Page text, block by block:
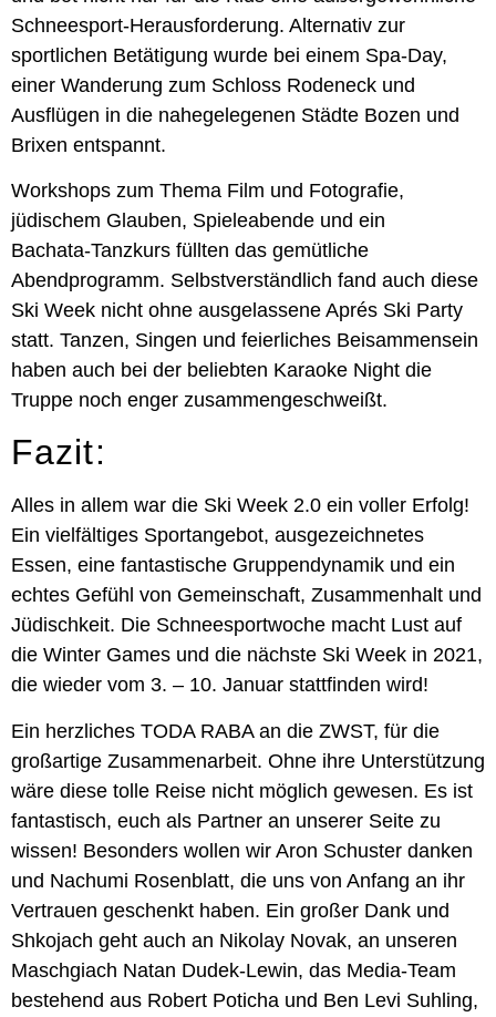
Schneesport-Herausforderung. Alternativ zur
sportlichen Betätigung wurde bei einem Spa‑Day,
einer Wanderung zum Schloss Rodeneck und
Ausflügen in die nahegelegenen Städte Bozen und
Brixen entspannt.
Workshops zum Thema Film und Fotografie,
jüdischem Glauben, Spieleabende und ein
Bachata‑Tanzkurs füllten das gemütliche
Abendprogramm. Selbstverständlich fand auch diese
Ski Week nicht ohne ausgelassene Aprés Ski Party
statt. Tanzen, Singen und feierliches Beisammensein
haben auch bei der beliebten Karaoke Night die
Truppe noch enger zusammengeschweißt.
Fazit:
Alles in allem war die Ski Week 2.0 ein voller Erfolg!
Ein vielfältiges Sportangebot, ausgezeichnetes
Essen, eine fantastische Gruppendynamik und ein
echtes Gefühl von Gemeinschaft, Zusammenhalt und
Jüdischkeit. Die Schneesportwoche macht Lust auf
die Winter Games und die nächste Ski Week in 2021,
die wieder vom 3. – 10. Januar stattfinden wird!
Ein herzliches TODA RABA an die ZWST, für die
großartige Zusammenarbeit. Ohne ihre Unterstützung
wäre diese tolle Reise nicht möglich gewesen. Es ist
fantastisch, euch als Partner an unserer Seite zu
wissen! Besonders wollen wir Aron Schuster danken
und Nachumi Rosenblatt, die uns von Anfang an ihr
Vertrauen geschenkt haben. Ein großer Dank und
Shkojach geht auch an Nikolay Novak, an unseren
Maschgiach Natan Dudek-Lewin, das Media-Team
bestehend aus Robert Poticha und Ben Levi Suhling,